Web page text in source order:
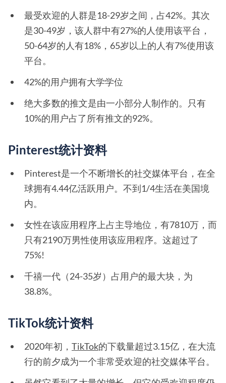
最受欢迎的人群是18-29岁之间，占42%。其次
是30-49岁，该人群中有27%的人使用该平台，
50-64岁的人有18%，65岁以上的人有7%使用该
平台。
42%的用户拥有大学学位
绝大多数的推文是由一小部分人制作的。只有
10%的用户占了所有推文的92%。
Pinterest统计资料
Pinterest是一个不断增长的社交媒体平台，在全
球拥有4.44亿活跃用户。不到1/4生活在美国境
内。
女性在该应用程序上占主导地位，有7810万，而
只有2190万男性使用该应用程序。这超过了
75%!
千禧一代（24-35岁）占用户的最大块，为
38.8%。
TikTok统计资料
2020年初， TikTok的下载量超过3.15亿，在大流
行的前夕成为一个非常受欢迎的社交媒体平台。